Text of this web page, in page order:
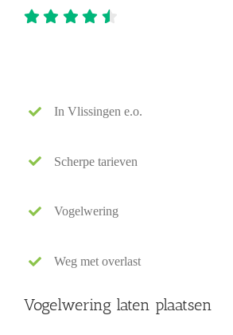
In Vlissingen e.o.
Scherpe tarieven
Vogelwering
Weg met overlast
Vogelwering laten plaatsen